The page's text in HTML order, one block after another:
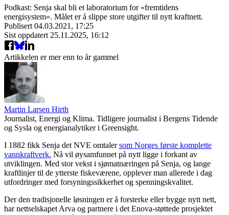
Podkast: Senja skal bli et laboratorium for «fremtidens
energisystem». Målet er å slippe store utgifter til nytt kraftnett.
Publisert 04.03.2021, 17:25
Sist oppdatert 25.11.2025, 16:12
Artikkelen er mer enn to år gammel
Martin Larsen Hirth
Journalist, Energi og Klima. Tidligere journalist i Bergens Tidende
og Sysla og energianalytiker i Greensight.
I 1882 fikk Senja det NVE omtalersom Norges første komplette
vannkraftverk. Nå vil øysamfunnet på nytt ligge i forkant av
utviklingen. Med stor vekst i sjømatnæringen på Senja, og lange
kraftlinjer til de ytterste fiskeværene, opplever man allerede i dag
utfordringer med forsyningssikkerhet og spenningskvalitet.
Der den tradisjonelle løsningen er å forsterke eller bygge nytt nett,
har nettselskapet Arva og partnere i det Enova-støttede prosjektet